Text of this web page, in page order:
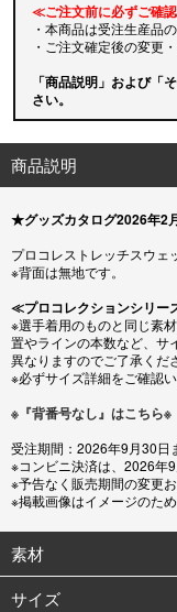
≪ご注文前に必ずご確
・本商品は受注生産品
・ご注文確定後の変更
「商品説明」および「
さい。
商品説明
★グッズカタログ2026年2
プロコレストレッチスウェ
※背面は無地です。
≪プロコレクションシリー
※選手着用のものと同じ素
置やラインの本数など、サ
異なりますのでご了承くだ
※必ずサイズ詳細をご確認
※『背番号なし』はこちら※
受注期間：2026年9月30日
※コンビニ決済は、2026年
※予告なく販売期間の変更
※掲載画像はイメージのた
素材
サイズ